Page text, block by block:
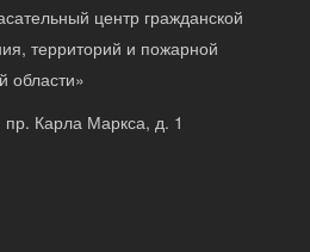
центр гражданской
территорий и пожарной
области»
Карла Маркса, д. 1